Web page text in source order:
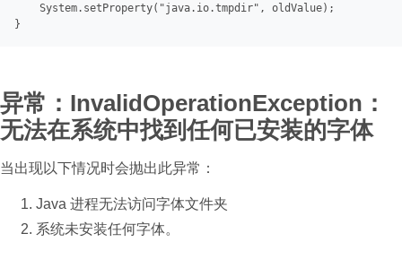
    System.setProperty(
"java.io.tmpdir" , oldValue);
异常：InvalidOperationException：
无法在系统中找到任何已安装的字体
当出现以下情况时会抛出此异常：
Java 进程无法访问字体文件夹
系统未安装任何字体。